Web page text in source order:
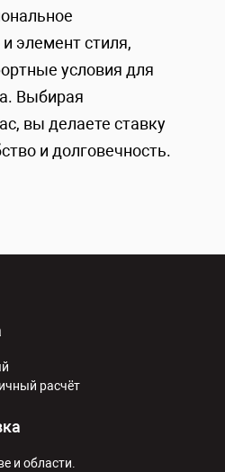
элемент стиля,
условия для
Выбирая
вы делаете ставку
и долговечность.
расчёт
и области.